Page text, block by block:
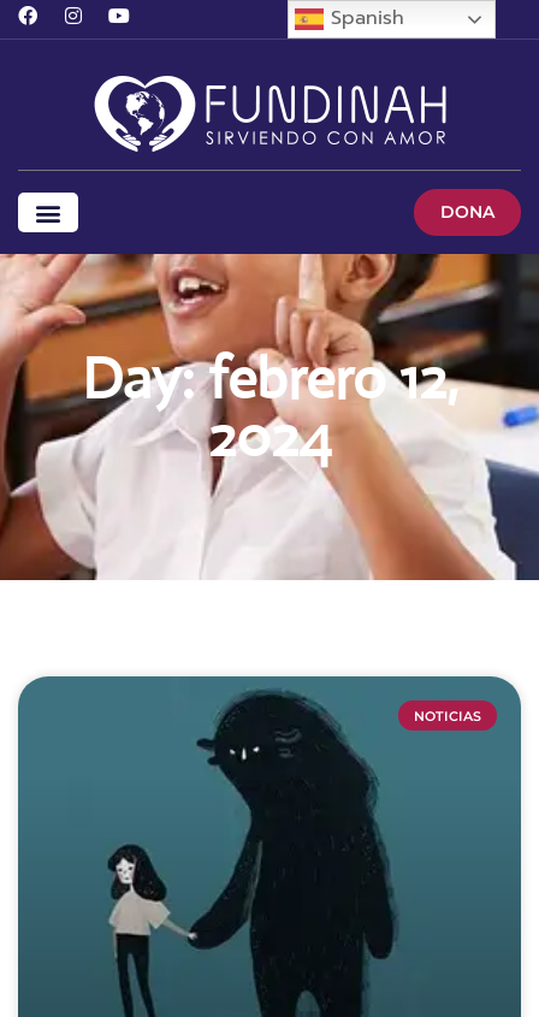
DONA
Day: febrero 12,
2024
NOTICIAS
Spanish